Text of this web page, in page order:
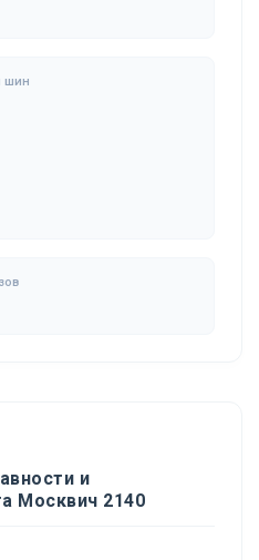
шин
и
Москвич 2140